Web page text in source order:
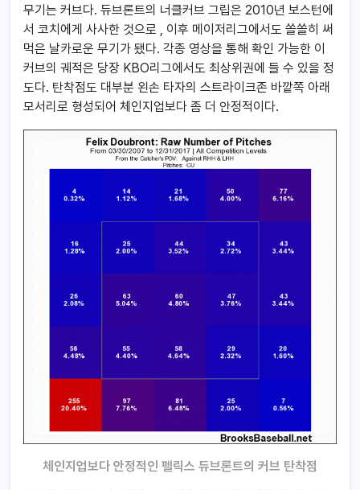
무기는 커브다. 듀브론트의 너클커브 그립은 2010년 보스턴에
서 코치에게 사사한 것으로 , 이후 메이저리그에서도 쏠쏠히 써
먹은 날카로운 무기가 됐다. 각종 영상을 통해 확인 가능한 이
커브의 궤적은 당장 KBO리그에서도 최상위권에 들 수 있을 정
도다. 탄착점도 대부분 왼손 타자의 스트라이크존 바깥쪽 아래
모서리로 형성되어 체인지업보다 좀 더 안정적이다.
체인지업보다 안정적인 펠릭스 듀브론트의 커브 탄착점